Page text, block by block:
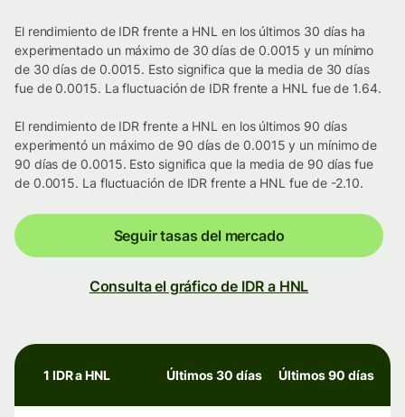
El rendimiento de IDR frente a HNL en los últimos 30 días ha
experimentado un máximo de 30 días de 0.0015 y un mínimo
de 30 días de 0.0015. Esto significa que la media de 30 días
fue de 0.0015. La fluctuación de IDR frente a HNL fue de 1.64.
El rendimiento de IDR frente a HNL en los últimos 90 días
experimentó un máximo de 90 días de 0.0015 y un mínimo de
90 días de 0.0015. Esto significa que la media de 90 días fue
de 0.0015. La fluctuación de IDR frente a HNL fue de -2.10.
Seguir tasas del mercado
Consulta el gráfico de IDR a HNL
1 IDR a HNL Últimos 30 días Últimos 90 días